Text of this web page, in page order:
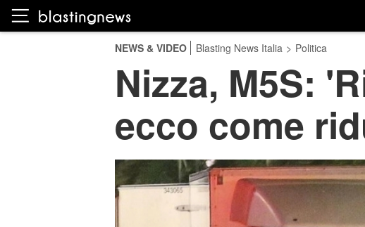
NEWS & VIDEO Blasting News Italia > Politica
Nizza, M5S:
ecco come